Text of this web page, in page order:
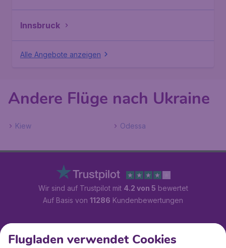
Innsbruck
Alle Angebote anzeigen
Andere Flüge nach Ukraine
Kiew Odessa
Wir sind auf Trustpilot mit 4.2 von 5 bewertet
Auf Basis von 11286 Kundenbewertungen
Kundenservice
Flugladen verwendet Cookies